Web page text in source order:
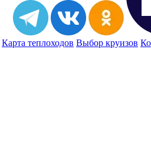
Карта теплоходов Выбор круизов